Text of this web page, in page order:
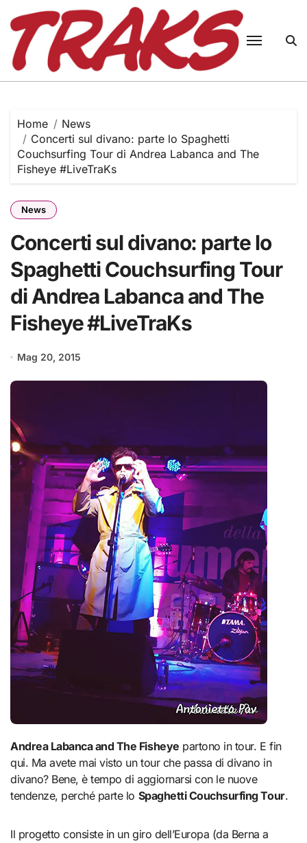
content
Home
News
Concerti sul divano: parte lo Spaghetti
Couchsurfing Tour di Andrea Labanca and The
Fisheye #LiveTraKs
News
Concerti sul divano: parte lo
Spaghetti Couchsurfing Tour
di Andrea Labanca and The
Fisheye #LiveTraKs
Mag 20, 2015
Andrea Labanca and The Fisheye partono in tour. E fin
qui. Ma avete mai visto un tour che passa di divano in
divano? Bene, è tempo di aggiornarsi con le nuove
tendenze, perché parte lo Spaghetti Couchsurfing Tour.
Il progetto consiste in un giro dell’Europa (da Berna a